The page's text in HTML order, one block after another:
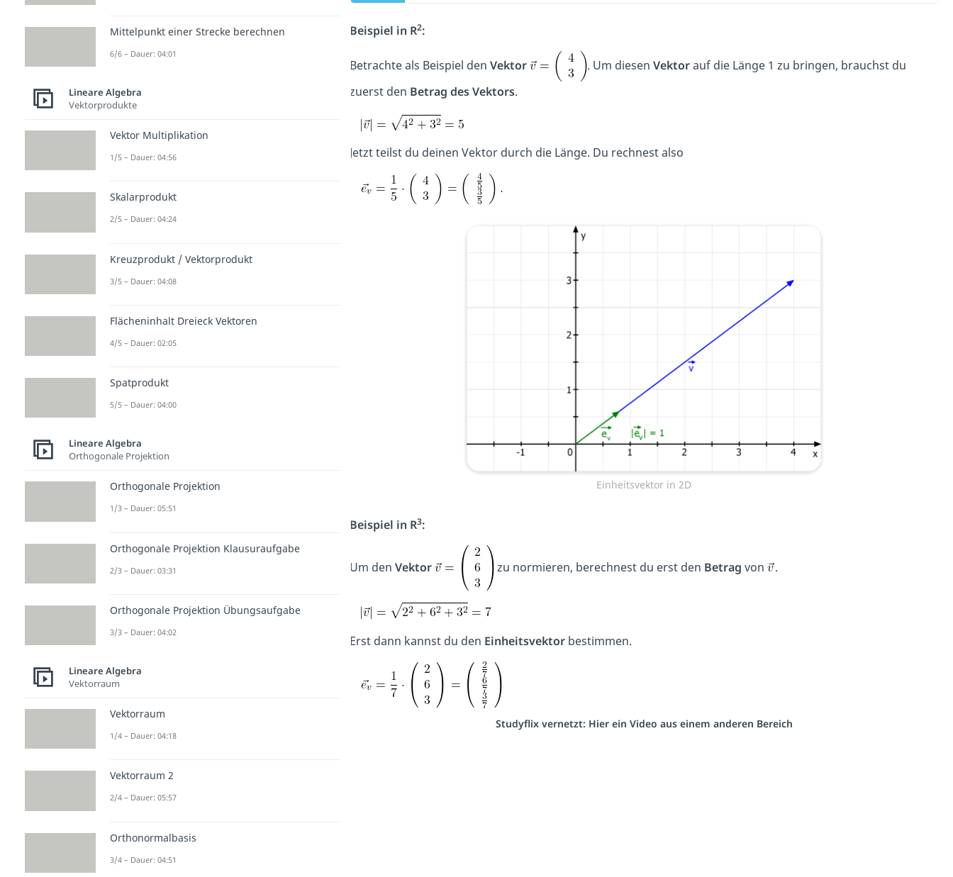
Beispiel in R2:
Betrachte als Beispiel den Vektor . Um diesen Vektorauf die Länge 1 zu bringen, brauchst du
zuerst den Betrag des Vektors.
Jetzt teilst du deinen Vektor durch die Länge. Du rechnest also
Einheitsvektor in 2D
Beispiel in R3:
Um den Vektor zu normieren, berechnest du erst den Betrag von .
Erst dann kannst du den Einheitsvektorbestimmen.
Studyflix vernetzt: Hier ein Video aus einem anderen Bereich
Mittelpunkt einer Strecke berechnen
6/6 – Dauer: 04:01
Lineare Algebra
Vektorprodukte
Vektor Multiplikation
1/5 – Dauer: 04:56
Skalarprodukt
2/5 – Dauer: 04:24
Kreuzprodukt / Vektorprodukt
3/5 – Dauer: 04:08
Flächeninhalt Dreieck Vektoren
4/5 – Dauer: 02:05
Spatprodukt
5/5 – Dauer: 04:00
Lineare Algebra
Orthogonale Projektion
Orthogonale Projektion
1/3 – Dauer: 05:51
Orthogonale Projektion Klausuraufgabe
2/3 – Dauer: 03:31
Orthogonale Projektion Übungsaufgabe
3/3 – Dauer: 04:02
Lineare Algebra
Vektorraum
Vektorraum
1/4 – Dauer: 04:18
Vektorraum 2
2/4 – Dauer: 05:57
Orthonormalbasis
3/4 – Dauer: 04:51